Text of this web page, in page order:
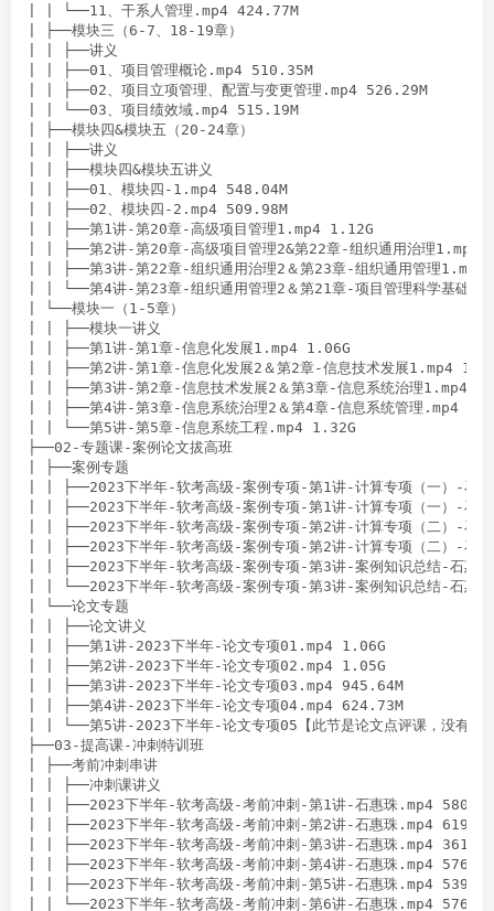
| | └──11、干系人管理.mp4 424.77M
| ├──模块三（6-7、18-19章）
| | ├──讲义
| | ├──01、项目管理概论.mp4 510.35M
| | ├──02、项目立项管理、配置与变更管理.mp4 526.29M
| | └──03、项目绩效域.mp4 515.19M
| ├──模块四&模块五（20-24章）
| | ├──讲义
| | ├──模块四&模块五讲义
| | ├──01、模块四-1.mp4 548.04M
| | ├──02、模块四-2.mp4 509.98M
| | ├──第1讲-第20章-高级项目管理1.mp4 1.12G
| | ├──第2讲-第20章-高级项目管理2&第22章-组织通用治理1.mp4
| | ├──第3讲-第22章-组织通用治理2＆第23章-组织通用管理1.mp4
| | └──第4讲-第23章-组织通用管理2＆第21章-项目管理科学基础＆
| └──模块一（1-5章）
| | ├──模块一讲义
| | ├──第1讲-第1章-信息化发展1.mp4 1.06G
| | ├──第2讲-第1章-信息化发展2＆第2章-信息技术发展1.mp4
| | ├──第3讲-第2章-信息技术发展2＆第3章-信息系统治理1.mp4
| | ├──第4讲-第3章-信息系统治理2＆第4章-信息系统管理.mp4
| | └──第5讲-第5章-信息系统工程.mp4 1.32G
├──02-专题课-案例论文拔高班
| ├──案例专题
| | ├──2023下半年-软考高级-案例专项-第1讲-计算专项（一）-石
| | ├──2023下半年-软考高级-案例专项-第1讲-计算专项（一）-
| | ├──2023下半年-软考高级-案例专项-第2讲-计算专项（二）-石
| | ├──2023下半年-软考高级-案例专项-第2讲-计算专项（二）-
| | ├──2023下半年-软考高级-案例专项-第3讲-案例知识总结-石惠
| | └──2023下半年-软考高级-案例专项-第3讲-案例知识总结-石
| └──论文专题
| | ├──论文讲义
| | ├──第1讲-2023下半年-论文专项01.mp4 1.06G
| | ├──第2讲-2023下半年-论文专项02.mp4 1.05G
| | ├──第3讲-2023下半年-论文专项03.mp4 945.64M
| | ├──第4讲-2023下半年-论文专项04.mp4 624.73M
| | └──第5讲-2023下半年-论文专项05【此节是论文点评课，没有
├──03-提高课-冲刺特训班
| ├──考前冲刺串讲
| | ├──冲刺课讲义
| | ├──2023下半年-软考高级-考前冲刺-第1讲-石惠珠.mp4
| | ├──2023下半年-软考高级-考前冲刺-第2讲-石惠珠.mp4
| | ├──2023下半年-软考高级-考前冲刺-第3讲-石惠珠.mp4
| | ├──2023下半年-软考高级-考前冲刺-第4讲-石惠珠.mp4
| | ├──2023下半年-软考高级-考前冲刺-第5讲-石惠珠.mp4
| | └──2023下半年-软考高级-考前冲刺-第6讲-石惠珠.mp4